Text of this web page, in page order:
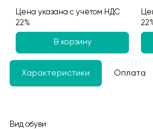
Цена указана с учётом НДС
22%
В корзину
Характеристики Оплата
Вид обуви